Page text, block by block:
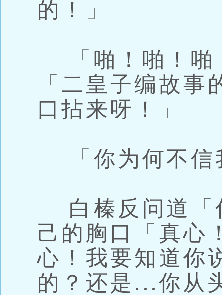
的！」
「啪！啪！啪
「二皇子编故
口拈来呀！」
「你为何不信
白榛反问道「
己的胸口「真心
心！我要知道你
的？还是...你从